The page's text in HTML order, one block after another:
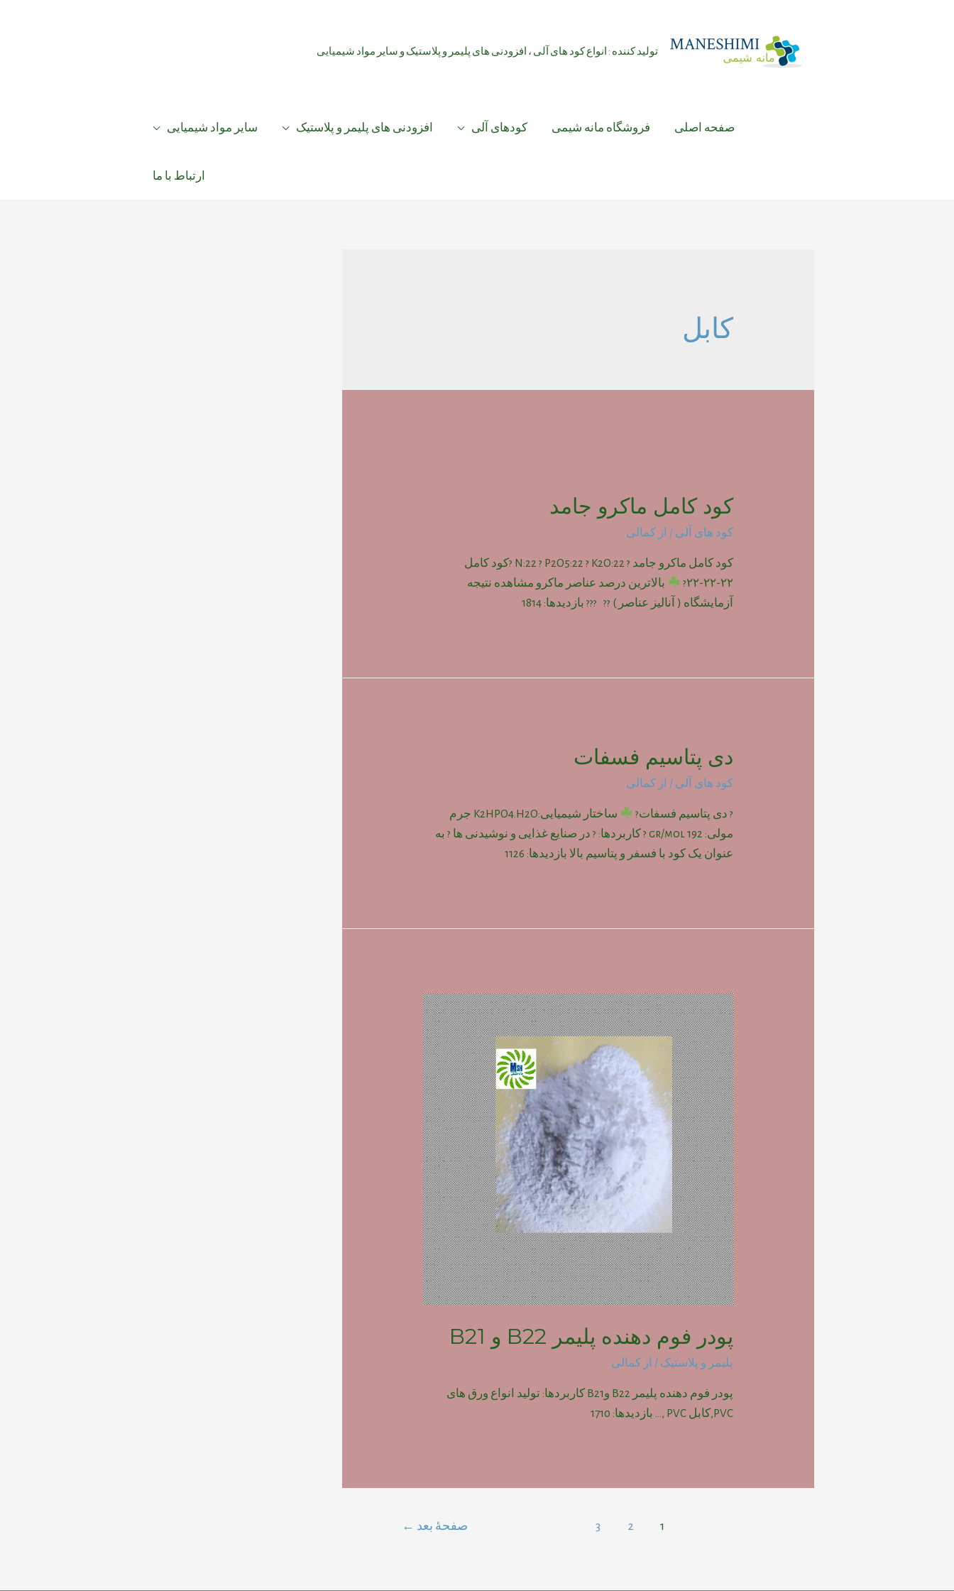
تولید کننده : انواع کود های آلی ، افزودنی های پلیمر و پلاستیک و سایر مواد شیمیایی
صفحه اصلی فروشگاه مانه شیمی کودهای آلی افزودنی های پلیمر و پلاستیک سایر مواد شیمیایی
ارتباط با ما
کابل
کود کامل ماکرو جامد
کود های آلی / از کمالی
کود کامل ماکرو جامد ? N:22 ? P2O5:22 ? K2O:22 ?کود کامل
۲۲-۲۲-۲۲?
بالاترین درصد عناصر ماکرو مشاهده نتیجه
آزمایشگاه ( آنالیز عناصر ) ?? ??? بازدیدها: 1814
دی پتاسیم فسفات
کود های آلی / از کمالی
? دی پتاسیم فسفات?
ساختار شیمیایی:K2HPO4.H2O جرم
مولی: gr/mol 192 ? کاربردها: ? در صنایع غذایی و نوشیدنی ها ? به
عنوان یک کود با فسفر و پتاسیم بالا بازدیدها: 1126
پودر فوم دهنده پلیمر B22 و B21
پلیمر و پلاستیک / از کمالی
پودر فوم دهنده پلیمر B22 وB21 کاربردها: تولید انواع ورق های
PVC,کابل PVC ,… بازدیدها: 1710
1
2
3 صفحهٔ بعد ←